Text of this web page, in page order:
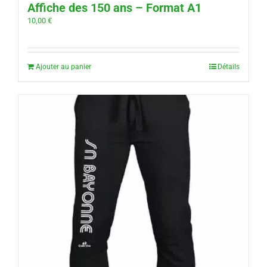
Affiche des 150 ans – Format A1
10,00 €
Ajouter au panier Détails